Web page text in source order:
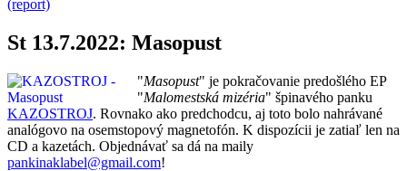
(report)
St 13.7.2022: Masopust
"Masopust" je pokračovanie predošlého EP
"Malomestská mizéria" špinavého panku
KAZOSTROJ. Rovnako ako predchodcu, aj toto bolo nahrávané
analógovo na osemstopový magnetofón. K dispozícii je zatiaľ len na
CD a kazetách. Objednávať sa dá na maily
pankinaklabel@gmail.com!